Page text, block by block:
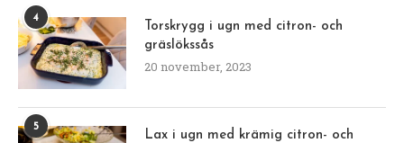
4
Torskrygg i ugn med citron- och
gräslökssås
20 november, 2023
5
Lax i ugn med krämig citron- och